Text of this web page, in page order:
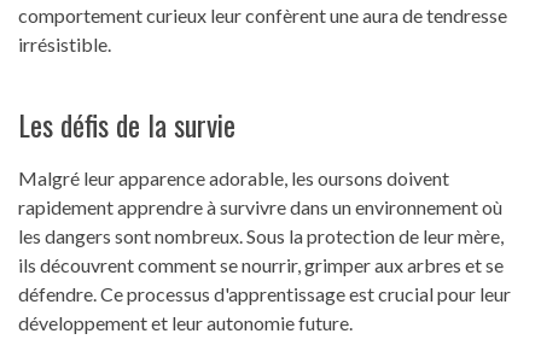
comportement curieux leur confèrent une aura de tendresse
irrésistible.
Les défis de la survie
Malgré leur apparence adorable, les oursons doivent
rapidement apprendre à survivre dans un environnement où
les dangers sont nombreux. Sous la protection de leur mère,
ils découvrent comment se nourrir, grimper aux arbres et se
défendre. Ce processus d'apprentissage est crucial pour leur
développement et leur autonomie future.